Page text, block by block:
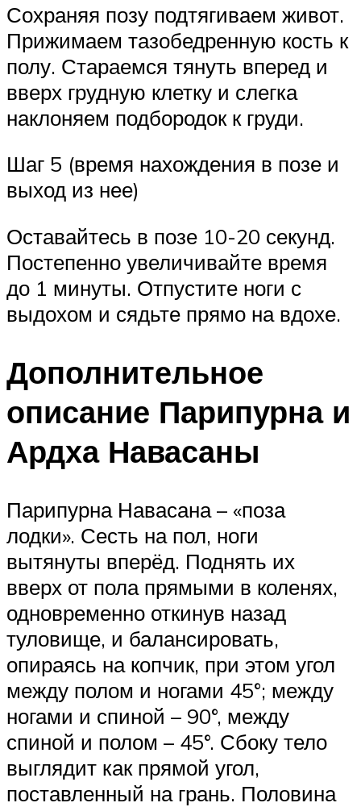
Сохраняя позу подтягиваем живот.
Прижимаем тазобедренную кость к
полу. Стараемся тянуть вперед и
вверх грудную клетку и слегка
наклоняем подбородок к груди.
Шаг 5 (время нахождения в позе и
выход из нее)
Оставайтесь в позе 10-20 секунд.
Постепенно увеличивайте время
до 1 минуты. Отпустите ноги с
выдохом и сядьте прямо на вдохе.
Дополнительное
описание Парипурна и
Ардха Навасаны
Парипурна Навасана – «поза
лодки». Сесть на пол, ноги
вытянуты вперёд. Поднять их
вверх от пола прямыми в коленях,
одновременно откинув назад
туловище, и балансировать,
опираясь на копчик, при этом угол
между полом и ногами 45°; между
ногами и спиной – 90°, между
спиной и полом – 45°. Сбоку тело
выглядит как прямой угол,
поставленный на грань. Половина